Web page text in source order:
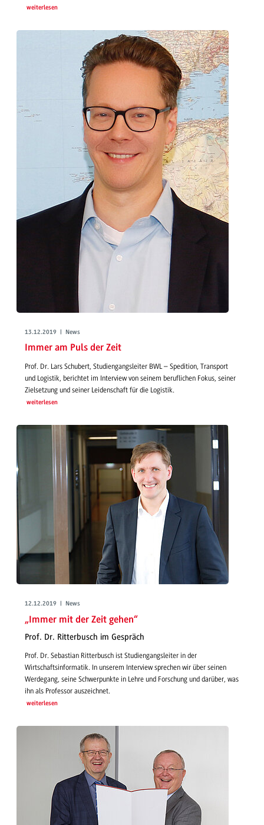
weiterlesen
13.12.2019 | News
Immer am Puls der Zeit
Prof. Dr. Lars Schubert, Studiengangsleiter BWL – Spedition, Transport
und Logistik, berichtet im Interview von seinem beruflichen Fokus, seiner
Zielsetzung und seiner Leidenschaft für die Logistik.
weiterlesen
12.12.2019 | News
„Immer mit der Zeit gehen“
Prof. Dr. Ritterbusch im Gespräch
Prof. Dr. Sebastian Ritterbusch ist Studiengangsleiter in der
Wirtschaftsinformatik. In unserem Interview sprechen wir über seinen
Werdegang, seine Schwerpunkte in Lehre und Forschung und darüber, was
ihn als Professor auszeichnet.
weiterlesen